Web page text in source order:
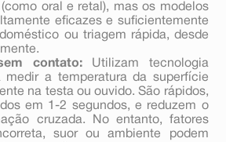
oral e retal), mas os modelos
eficazes e suficientemente
ou triagem rápida, desde
contato:Utilizam tecnologia
medir a temperatura da superfície
na testa ou ouvido. São rápidos,
em 1-2 segundos, e reduzem o
cruzada. No entanto, fatores
suor ou ambiente podem